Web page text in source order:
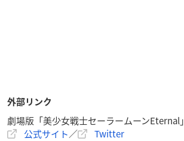
外部リンク
劇場版「美少女戦士セーラームーンEternal」
公式サイト／ Twitter